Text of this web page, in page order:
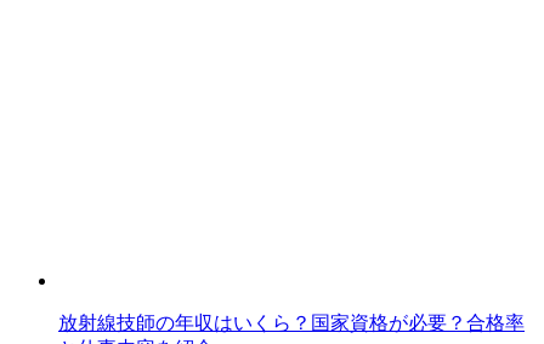
放射線技師の年収はいくら？国家資格が必要？合格率